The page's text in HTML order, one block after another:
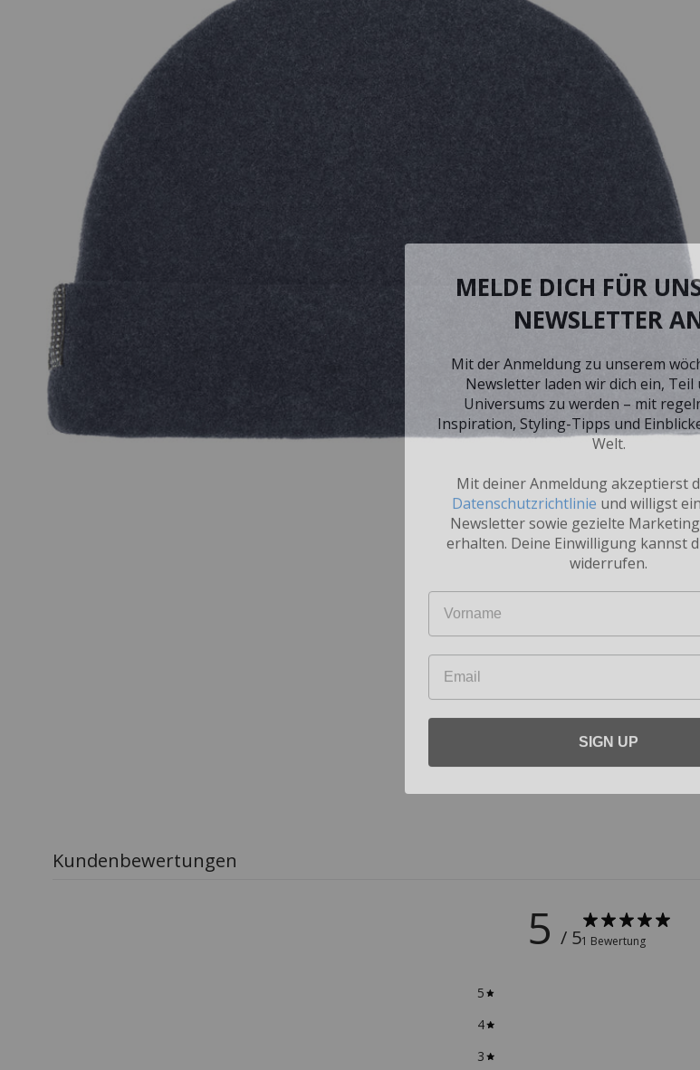
Kundenbewertungen
5 / 51 Bewertung
5
4
3
MELDE DICH FÜR
NEWSLETTER
Mit der Anmeldung zu unserem
Newsletter laden wir dich ein, Teil
Universums zu werden – mit
Inspiration, Styling-Tipps und
Welt.
Datenschutzrichtlinieund willigst
Newsletter sowie gezielte
erhalten. Deine Einwilligung kannst
widerrufen.
SIGN UP